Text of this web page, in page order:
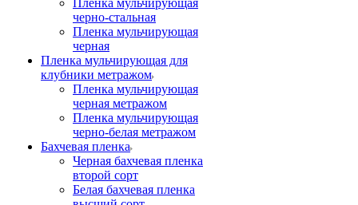
Пленка мульчирующая
черно-стальная
Пленка мульчирующая
черная
Пленка мульчирующая для
клубники метражом
Пленка мульчирующая
черная метражом
Пленка мульчирующая
черно-белая метражом
Бахчевая пленка
Черная бахчевая пленка
второй сорт
Белая бахчевая пленка